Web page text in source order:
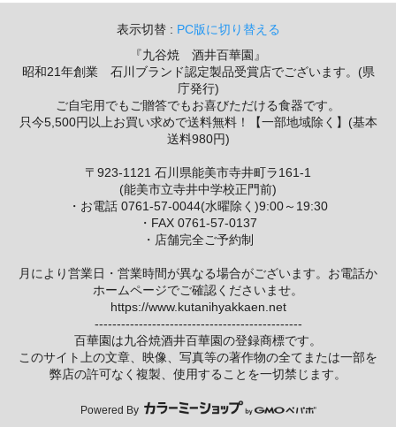
表示切替 : PC版に切り替える
『九谷焼 酒井百華園』
昭和21年創業 石川ブランド認定製品受賞店でございます。(県
庁発行)
ご自宅用でもご贈答でもお喜びただける食器です。
只今5,500円以上お買い求めで送料無料！【一部地域除く】(基本
送料980円)
〒923-1121 石川県能美市寺井町ラ161-1
(能美市立寺井中学校正門前)
・お電話 0761-57-0044(水曜除く)9:00～19:30
・FAX 0761-57-0137
・店舗完全ご予約制
月により営業日・営業時間が異なる場合がございます。お電話か
ホームページでご確認くださいませ。
https://www.kutanihyakkaen.net
-----------------------------------------------
百華園は九谷焼酒井百華園の登録商標です。
このサイト上の文章、映像、写真等の著作物の全てまたは一部を
弊店の許可なく複製、使用することを一切禁じます。
Powered By